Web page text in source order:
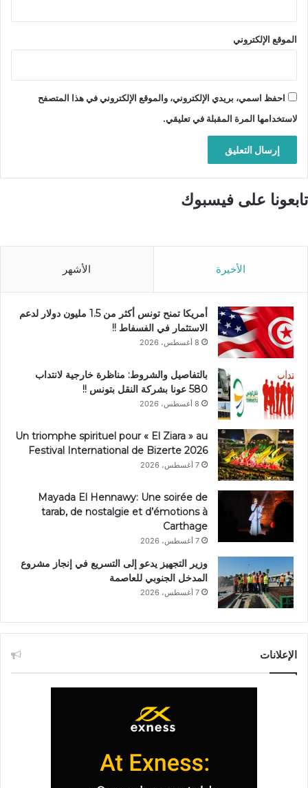
الموقع الإلكتروني
احفظ اسمي، بريدي الإلكتروني، والموقع الإلكتروني في هذا المتصفح
لاستخدامها المرة المقبلة في تعليقي.
تابعونا على فيسبوك
الأخيرة الأشهر
أمريكا تمنح تونس أكثر من 1.5 مليون دولار لدعم
الاستثمار في الفسفاط !!
8 أغسطس، 2026
بالتفاصيل والشروط: مناظرة خارجية لانتداب
580 عونا بشركة النقل بتونس !!
8 أغسطس، 2026
Un triomphe spirituel pour « El Ziara » au
Festival International de Bizerte 2026
7 أغسطس، 2026
Mayada El Hennawy: Une soirée de
tarab, de nostalgie et d’émotions à
Carthage
7 أغسطس، 2026
وزير التجهيز يدعو إلى التسريع في إنجاز مشروع
المدخل الجنوبي للعاصمة
7 أغسطس، 2026
الإعلانات